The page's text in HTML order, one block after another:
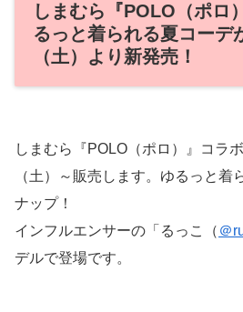
しまむら『POLO（ポロ
るっと着られる夏コーデ
（土）より新発売！
しまむら『POLO（ポロ）』コラ
（土）～販売します。ゆるっと着
ナップ！
インフルエンサーの「るっこ（ ＠
デルで登場です。